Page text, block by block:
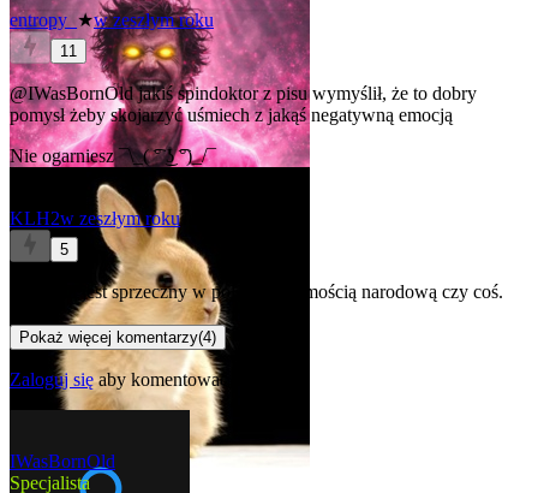
entropy_ ★w zeszłym roku
11
@IWasBornOldjakiś spindoktor z pisu wymyślił, że to dobry
pomysł żeby skojarzyć uśmiech z jakąś negatywną emocją
Nie ogarniesz ¯\_( ͡° ͜ʖ ͡°)_/¯
KLH2w zeszłym roku
5
Uśmiech jest sprzeczny w polską tożsamością narodową czy coś.
Pokaż więcej komentarzy(4)
Zaloguj sięaby komentować
IWasBornOld
Specjalista